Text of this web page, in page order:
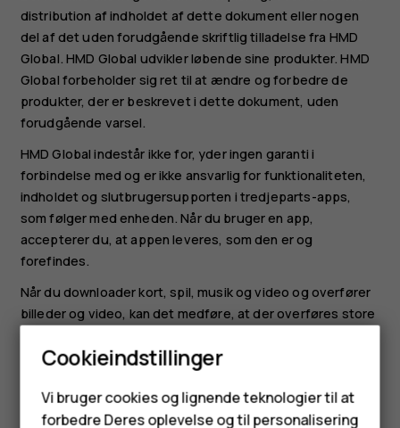
Smartphones
distribution af indholdet af dette dokument eller nogen
del af det uden forudgående skriftlig tilladelse fra HMD
Global. HMD Global udvikler løbende sine produkter. HMD
Global forbeholder sig ret til at ændre og forbedre de
produkter, der er beskrevet i dette dokument, uden
forudgående varsel.
HMD Global indestår ikke for, yder ingen garanti i
forbindelse med og er ikke ansvarlig for funktionaliteten,
indholdet og slutbrugersupporten i tredjeparts-apps,
som følger med enheden. Når du bruger en app,
accepterer du, at appen leveres, som den er og
forefindes.
Når du downloader kort, spil, musik og video og overfører
billeder og video, kan det medføre, at der overføres store
betales for datatrafikken. De specifikke produkter,
fra område til område. Forhør dig hos din lokale forhandler
for at få yderligere oplysninger, også om mulige
Cookieindstillinger
Vi bruger cookies og lignende teknologier til at
forbedre Deres oplevelse og til personalisering